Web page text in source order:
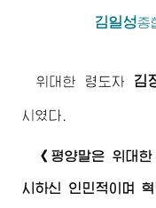
김일성종
위대한
령도자 김
시였다.
《평양말은 위대한
시하신 인민적이며